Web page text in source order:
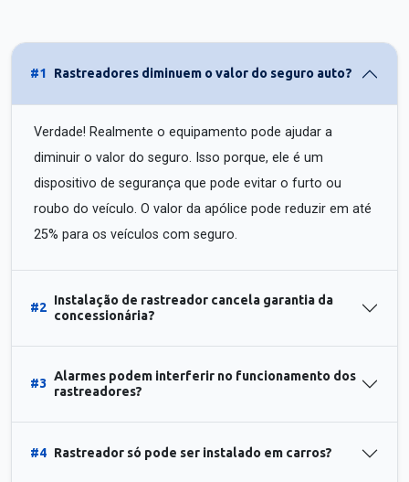
#1 Rastreadores diminuem o valor do seguro auto?
Verdade! Realmente o equipamento pode ajudar a
diminuir o valor do seguro. Isso porque, ele é um
dispositivo de segurança que pode evitar o furto ou
roubo do veículo. O valor da apólice pode reduzir em até
25% para os veículos com seguro.
#2
Instalação de rastreador cancela garantia da
concessionária?
#3
Alarmes podem interferir no funcionamento dos
rastreadores?
#4 Rastreador só pode ser instalado em carros?